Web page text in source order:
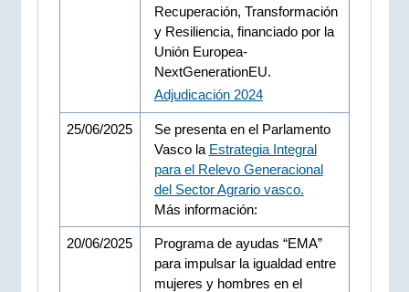
Recuperación, Transformación
y Resiliencia, financiado por la
Unión Europea-
NextGenerationEU.
Adjudicación 2024
25/06/2025
Se presenta en el Parlamento
Vasco la Estrategia Integral
para el Relevo Generacional
del Sector Agrario vasco.
Más información:
20/06/2025
Programa de ayudas “EMA”
para impulsar la igualdad entre
mujeres y hombres en el